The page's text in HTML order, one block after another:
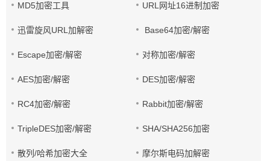
MD5加密工具 URL网址16进制加密
迅雷旋风URL加解密 Base64加密/解密
Escape加密/解密 对称加密/解密
AES加密/解密 DES加密/解密
RC4加密/解密 Rabbit加密/解密
TripleDES加密/解密 SHA/SHA256加密
散列/哈希加密大全 摩尔斯电码加解密